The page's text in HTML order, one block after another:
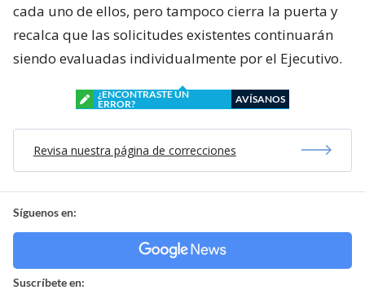
cada uno de ellos, pero tampoco cierra la puerta y
recalca que las solicitudes existentes continuarán
siendo evaluadas individualmente por el Ejecutivo.
¿ENCONTRASTE UN
ERROR?
AVÍSANOS
Revisa nuestra página de correcciones
Síguenos en:
Suscríbete en: